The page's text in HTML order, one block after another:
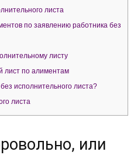
листа
по заявлению работника без
листу
лист по алиментам
исполнительного листа?
листа
или